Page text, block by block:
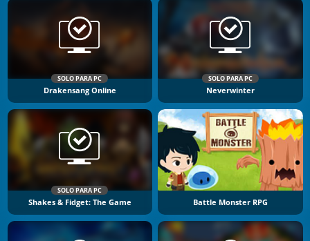
SOLO PARA PC
Drakensang Online
SOLO PARA PC
Neverwinter
SOLO PARA PC
Shakes & Fidget: The Game Battle Monster RPG